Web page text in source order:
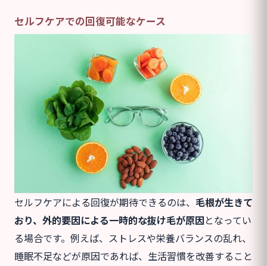
セルフケアでの回復可能なケース
セルフケアによる回復が期待できるのは、 毛根が生きて
おり、外的要因による一時的な抜け毛が原因となってい
る場合です。例えば、ストレスや栄養バランスの乱れ、
睡眠不足などが原因であれば、生活習慣を改善すること